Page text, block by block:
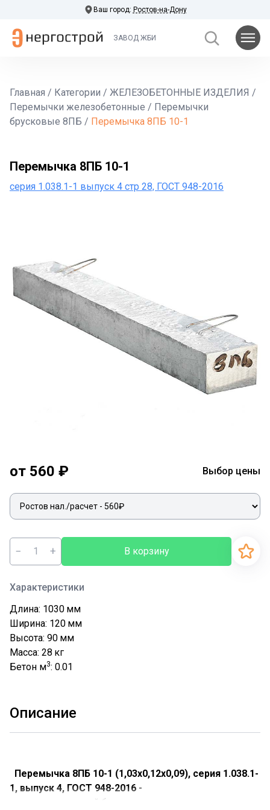
Ваш город: Ростов-на-Дону
ЗАВОД ЖБИ
Главная / Категории / ЖЕЛЕЗОБЕТОННЫЕ ИЗДЕЛИЯ /
Перемычки железобетонные / Перемычки
брусковые 8ПБ / Перемычка 8ПБ 10-1
Перемычка 8ПБ 10-1
серия 1.038.1-1 выпуск 4 стр 28, ГОСТ 948-2016
от 560 ₽ Выбор цены
− + В корзину
Характеристики
Длина: 1030 мм
Ширина: 120 мм
Высота: 90 мм
Масса: 28 кг
Бетон м3: 0.01
Описание
Перемычка 8ПБ 10-1 (1,03х0,12х0,09), серия 1.038.1-
1, выпуск 4, ГОСТ 948-2016 -
это прямоугольный брус с армированным